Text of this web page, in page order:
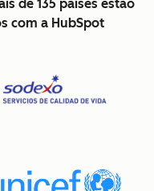
de 135 países estão
com a HubSpot